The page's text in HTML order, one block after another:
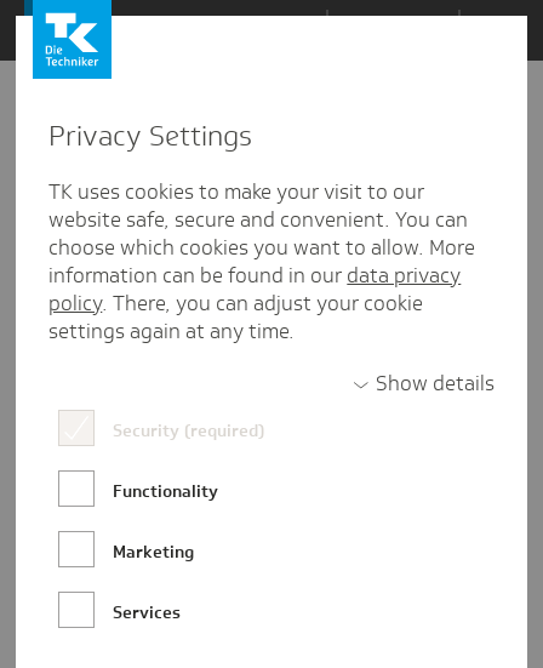
Zum
Inhalt
springen
den
Kommentaren
Privacy Settings
TK uses cookies to make your visit to our
website safe, secure and convenient. You can
choose which cookies you want to allow. More
information can be found in our data privacy
policy. There, you can adjust your cookie
settings again at any time.
Show details
Security (required)
Functionality
Marketing
Services